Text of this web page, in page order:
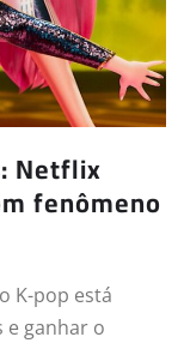
Netflix
fenômeno
K-pop está
e ganhar o